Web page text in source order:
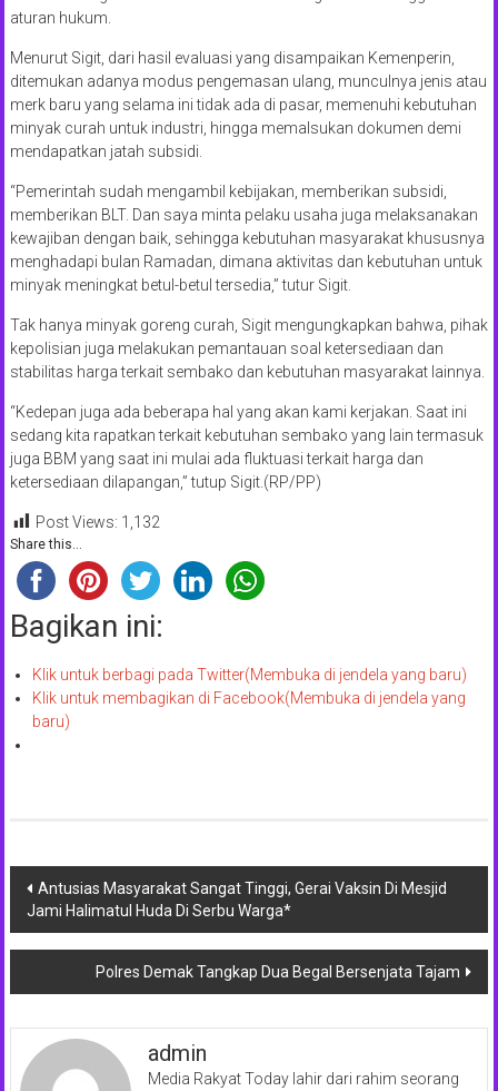
aturan hukum.
Menurut Sigit, dari hasil evaluasi yang disampaikan Kemenperin,
ditemukan adanya modus pengemasan ulang, munculnya jenis atau
merk baru yang selama ini tidak ada di pasar, memenuhi kebutuhan
minyak curah untuk industri, hingga memalsukan dokumen demi
mendapatkan jatah subsidi.
“Pemerintah sudah mengambil kebijakan, memberikan subsidi,
memberikan BLT. Dan saya minta pelaku usaha juga melaksanakan
kewajiban dengan baik, sehingga kebutuhan masyarakat khususnya
menghadapi bulan Ramadan, dimana aktivitas dan kebutuhan untuk
minyak meningkat betul-betul tersedia,” tutur Sigit.
Tak hanya minyak goreng curah, Sigit mengungkapkan bahwa, pihak
kepolisian juga melakukan pemantauan soal ketersediaan dan
stabilitas harga terkait sembako dan kebutuhan masyarakat lainnya.
“Kedepan juga ada beberapa hal yang akan kami kerjakan. Saat ini
sedang kita rapatkan terkait kebutuhan sembako yang lain termasuk
juga BBM yang saat ini mulai ada fluktuasi terkait harga dan
ketersediaan dilapangan,” tutup Sigit.(RP/PP)
Post Views: 1,132
Share this...
Bagikan ini:
Klik untuk berbagi pada Twitter(Membuka di jendela yang baru)
Klik untuk membagikan di Facebook(Membuka di jendela yang
baru)
Navigasi
pos
Antusias Masyarakat Sangat Tinggi, Gerai Vaksin Di Mesjid
Jami Halimatul Huda Di Serbu Warga*
Polres Demak Tangkap Dua Begal Bersenjata Tajam
admin
Media Rakyat Today lahir dari rahim seorang